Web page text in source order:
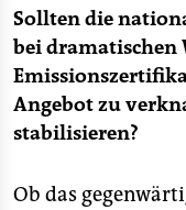
Sollten die
bei dramatischen
Angebot zu
stabilisieren?
Ob das